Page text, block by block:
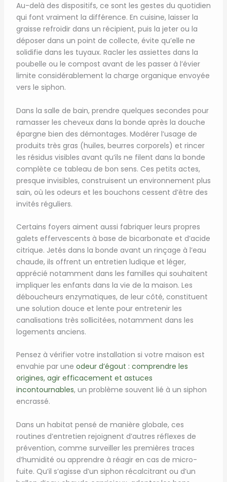
Au-delà des dispositifs, ce sont les gestes du quotidien
qui font vraiment la différence. En cuisine, laisser la
graisse refroidir dans un récipient, puis la jeter ou la
déposer dans un point de collecte, évite qu’elle ne
solidifie dans les tuyaux. Racler les assiettes dans la
poubelle ou le compost avant de les passer à l’évier
limite considérablement la charge organique envoyée
vers le siphon.
Dans la salle de bain, prendre quelques secondes pour
ramasser les cheveux dans la bonde après la douche
épargne bien des démontages. Modérer l’usage de
produits très gras (huiles, beurres corporels) et rincer
les résidus visibles avant qu’ils ne filent dans la bonde
complète ce tableau de bon sens. Ces petits actes,
presque invisibles, construisent un environnement plus
sain, où les odeurs et les bouchons cessent d’être des
invités réguliers.
Certains foyers aiment aussi fabriquer leurs propres
galets effervescents à base de bicarbonate et d’acide
citrique. Jetés dans la bonde avant un rinçage à l’eau
chaude, ils offrent un entretien ludique et léger,
apprécié notamment dans les familles qui souhaitent
impliquer les enfants dans la vie de la maison. Les
déboucheurs enzymatiques, de leur côté, constituent
une solution douce et lente pour entretenir les
canalisations très sollicitées, notamment dans les
logements anciens.
Pensez à vérifier votre installation si votre maison est
envahie par une odeur d’égout : comprendre les
origines, agir efficacement et astuces
incontournables, un problème souvent lié à un siphon
encrassé.
Dans un habitat pensé de manière globale, ces
routines d’entretien rejoignent d’autres réflexes de
prévention, comme surveiller les premières traces
d’humidité ou apprendre à réagir en cas de micro-
fuite. Qu’il s’agisse d’un siphon récalcitrant ou d’un